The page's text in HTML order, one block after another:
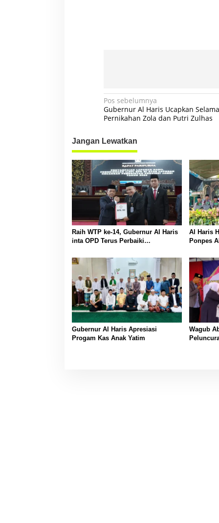
N
a
i
g
a
s
i
p
o
s
Pos sebelumnya
Gubernur Al Haris Ucapkan
Pernikahan Zola dan Putri Zulhas
Jangan Lewatkan
Raih WTP ke-14, Gubernur Al Haris
inta OPD Terus Perbaiki
Al Haris
Ponpes
Gubernur Al Haris Apresiasi
Progam Kas Anak Yatim
Wagub